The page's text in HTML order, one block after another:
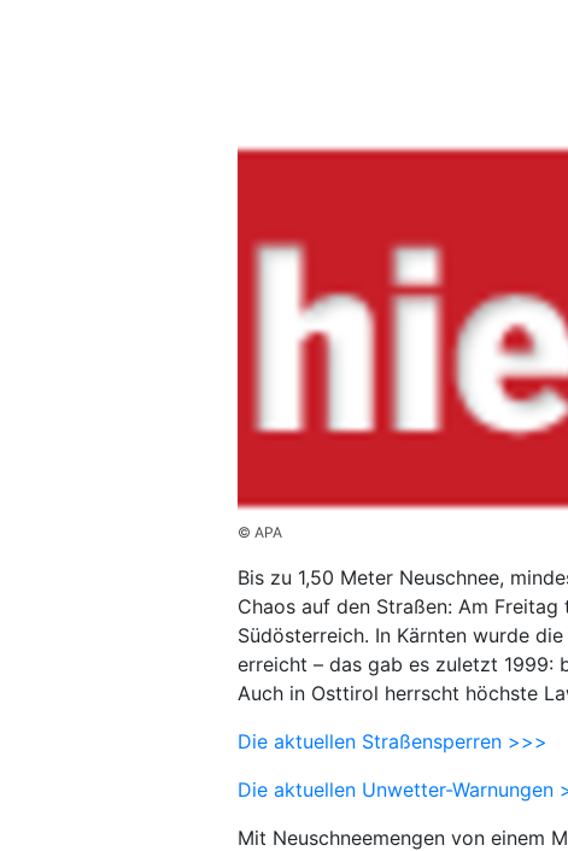
© APA
Bis zu 1,50 Meter Neuschnee,
Chaos auf den Straßen: Am
Südösterreich. In Kärnten wurde
erreicht – das gab es zuletzt 1999:
Auch in Osttirol herrscht höchste
Die aktuellen Straßensperren >>>
Die aktuellen Unwetter-Warnungen
Mit Neuschneemengen von einem